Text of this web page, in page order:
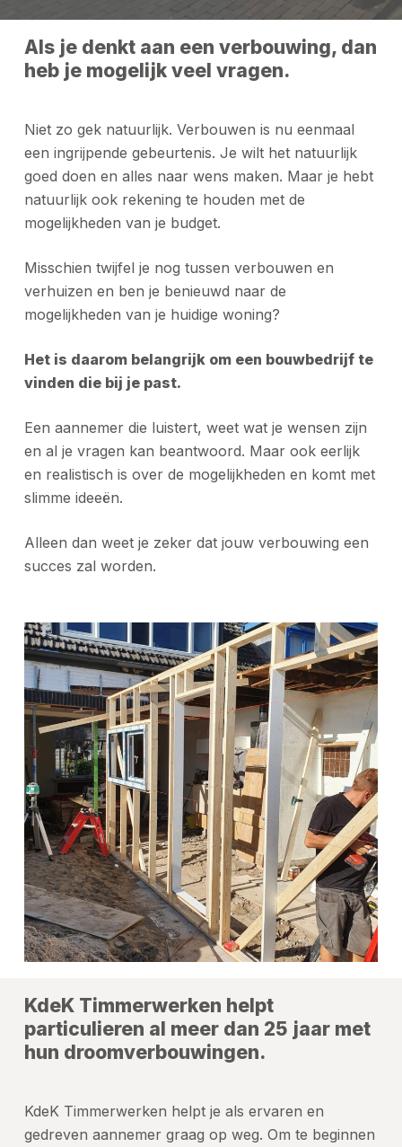
Als je denkt aan een verbouwing, dan
heb je mogelijk veel vragen.
Niet zo gek natuurlijk. Verbouwen is nu eenmaal
een ingrijpende gebeurtenis. Je wilt het natuurlijk
goed doen en alles naar wens maken. Maar je hebt
natuurlijk ook rekening te houden met de
mogelijkheden van je budget.
Misschien twijfel je nog tussen verbouwen en
verhuizen en ben je benieuwd naar de
mogelijkheden van je huidige woning?
Het is daarom belangrijk om een bouwbedrijf te
vinden die bij je past.
Een aannemer die luistert, weet wat je wensen zijn
en al je vragen kan beantwoord. Maar ook eerlijk
en realistisch is over de mogelijkheden en komt met
slimme ideeën.
Alleen dan weet je zeker dat jouw verbouwing een
succes zal worden.
KdeK Timmerwerken helpt
particulieren al meer dan 25 jaar met
hun droomverbouwingen.
KdeK Timmerwerken helpt je als ervaren en
gedreven aannemer graag op weg. Om te beginnen